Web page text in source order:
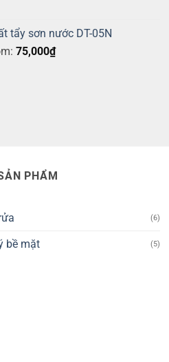
tẩy sơn nước DT-05N
75,000₫
PHẨM
(6)
bề mặt (5)